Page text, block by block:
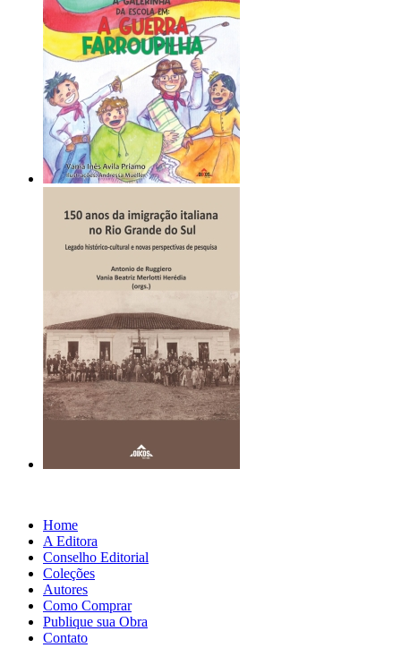
Home
A Editora
Conselho Editorial
Coleções
Autores
Como Comprar
Publique sua Obra
Contato